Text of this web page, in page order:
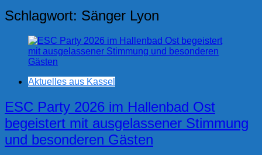
Schlagwort: Sänger Lyon
Aktuelles aus Kassel
ESC Party 2026 im Hallenbad Ost
begeistert mit ausgelassener Stimmung
und besonderen Gästen